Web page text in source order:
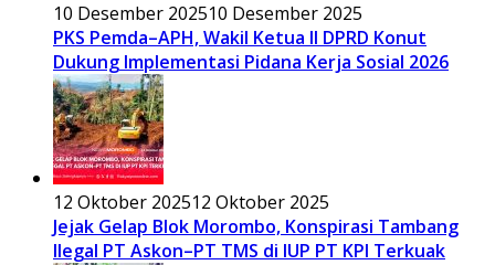
10 Desember 202510 Desember 2025
PKS Pemda–APH, Wakil Ketua II DPRD Konut
Dukung Implementasi Pidana Kerja Sosial 2026
12 Oktober 202512 Oktober 2025
Jejak Gelap Blok Morombo, Konspirasi Tambang
Ilegal PT Askon–PT TMS di IUP PT KPI Terkuak